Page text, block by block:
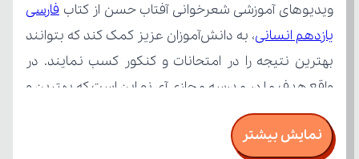
ویدیوهای آموزشی شعرخوانی آفتاب حسن از کتاب
یازدهم انسانی
نمایش بیشتر